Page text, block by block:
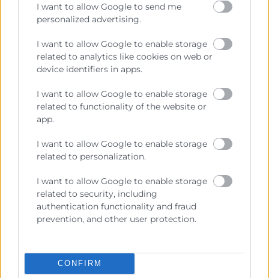
I want to allow Google to send me
personalized advertising.
I want to allow Google to enable storage
related to analytics like cookies on web or
device identifiers in apps.
I want to allow Google to enable storage
related to functionality of the website or
app.
I want to allow Google to enable storage
related to personalization.
I want to allow Google to enable storage
related to security, including
authentication functionality and fraud
prevention, and other user protection.
CONFIRM
Cámara València es una corporación de derecho público,
colaboradora de las Administraciones Públicas, dedicada a:
Prestar servicios a las empresas.
Ejercitar las competencias de carácter público